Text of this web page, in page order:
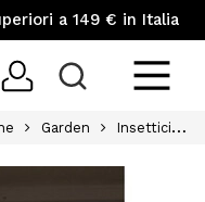
a 149 € in Italia
Garden Insetticida per talpe ekostop gran 1000ml